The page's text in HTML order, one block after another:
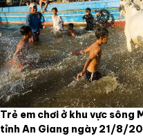
Trẻ em chơi ở khu vực sông
tỉnh An Giang ngày 21/8/